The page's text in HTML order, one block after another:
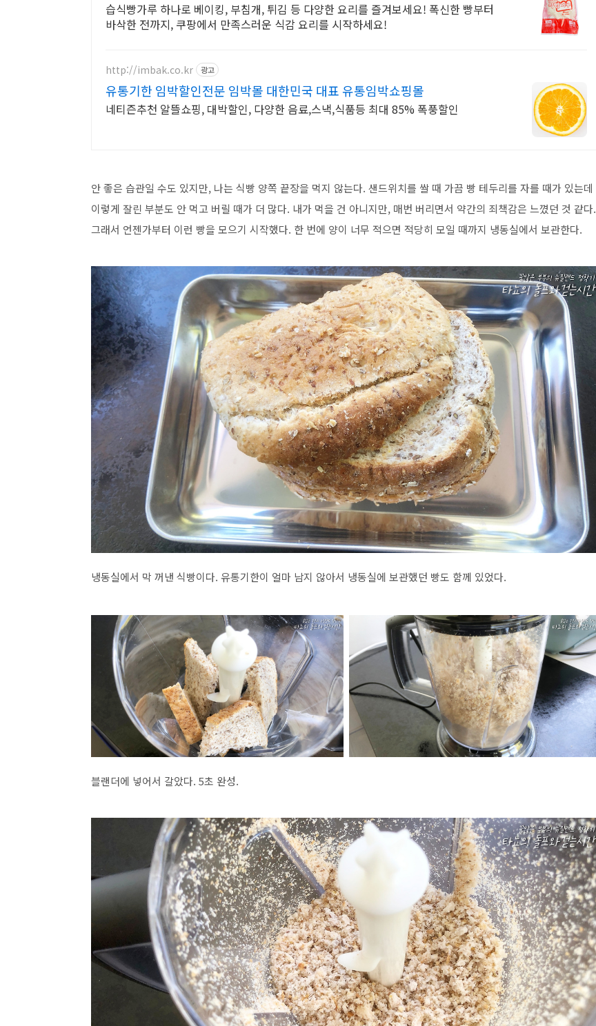
습식빵가루 하나로 베이킹, 부침개, 튀김 등 다양한 요리를 즐겨보세요! 폭신한 빵부터
바삭한 전까지, 쿠팡에서 만족스러운 식감 요리를 시작하세요!
http://imbak.co.kr 광고
유통기한 임박할인전문 임박몰 대한민국 대표 유통임박쇼핑몰
네티즌추천 알뜰쇼핑, 대박할인, 다양한 음료,스낵,식품등 최대 85% 폭풍할인
안 좋은 습관일 수도 있지만, 나는 식빵 양쪽 끝장을 먹지 않는다. 샌드위치를 쌀 때 가끔 빵 테두리를 자를 때가 있는데
이렇게 잘린 부분도 안 먹고 버릴 때가 더 많다. 내가 먹을 건 아니지만, 매번 버리면서 약간의 죄책감은 느꼈던 것 같다.
그래서 언젠가부터 이런 빵을 모으기 시작했다. 한 번에 양이 너무 적으면 적당히 모일 때까지 냉동실에서 보관한다.
냉동실에서 막 꺼낸 식빵이다. 유통기한이 얼마 남지 않아서 냉동실에 보관했던 빵도 함께 있었다.
블랜더에 넣어서 갈았다. 5초 완성.